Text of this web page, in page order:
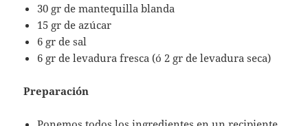
30 gr de mantequilla blanda
15 gr de azúcar
6 gr de sal
6 gr de levadura fresca (ó 2 gr de levadura seca)
Preparación